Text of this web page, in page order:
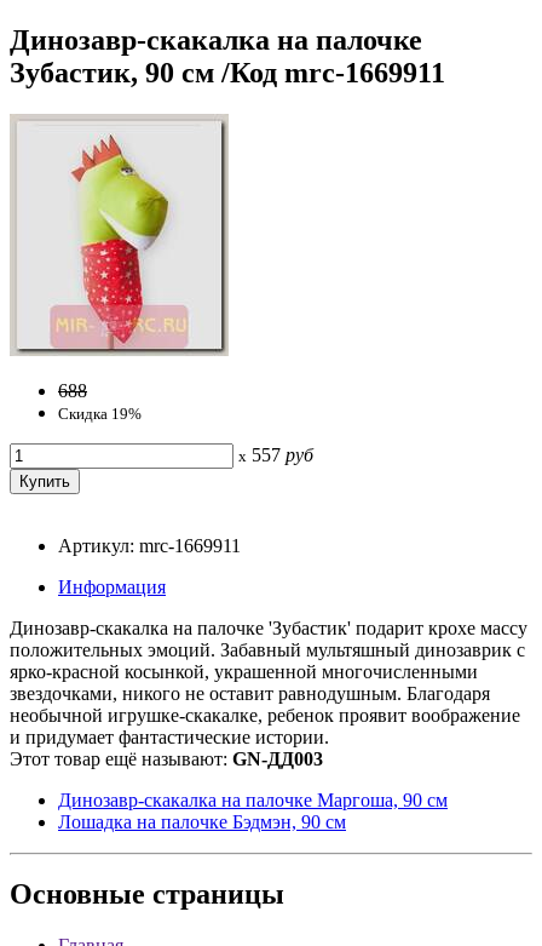
Динозавр-скакалка на палочке
Зубастик, 90 см /Код mrc-1669911
688
Скидка 19%
x 557 руб
Артикул: mrc-1669911
Информация
Динозавр-скакалка на палочке 'Зубастик' подарит крохе массу
положительных эмоций. Забавный мультяшный динозаврик с
ярко-красной косынкой, украшенной многочисленными
звездочками, никого не оставит равнодушным. Благодаря
необычной игрушке-скакалке, ребенок проявит воображение
и придумает фантастические истории.
Этот товар ещё называют: GN-ДД003
Динозавр-скакалка на палочке Маргоша, 90 см
Лошадка на палочке Бэдмэн, 90 см
Основные страницы